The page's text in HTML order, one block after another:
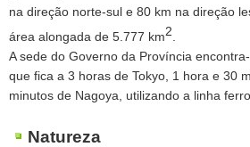
na direção norte-sul e 80 km na direção
área alongada de 5.777 km2
A sede do Governo da Província
que fica a 3 horas de Tokyo, 1 hora e 30
minutos de Nagoya, utilizando a linha
Natureza